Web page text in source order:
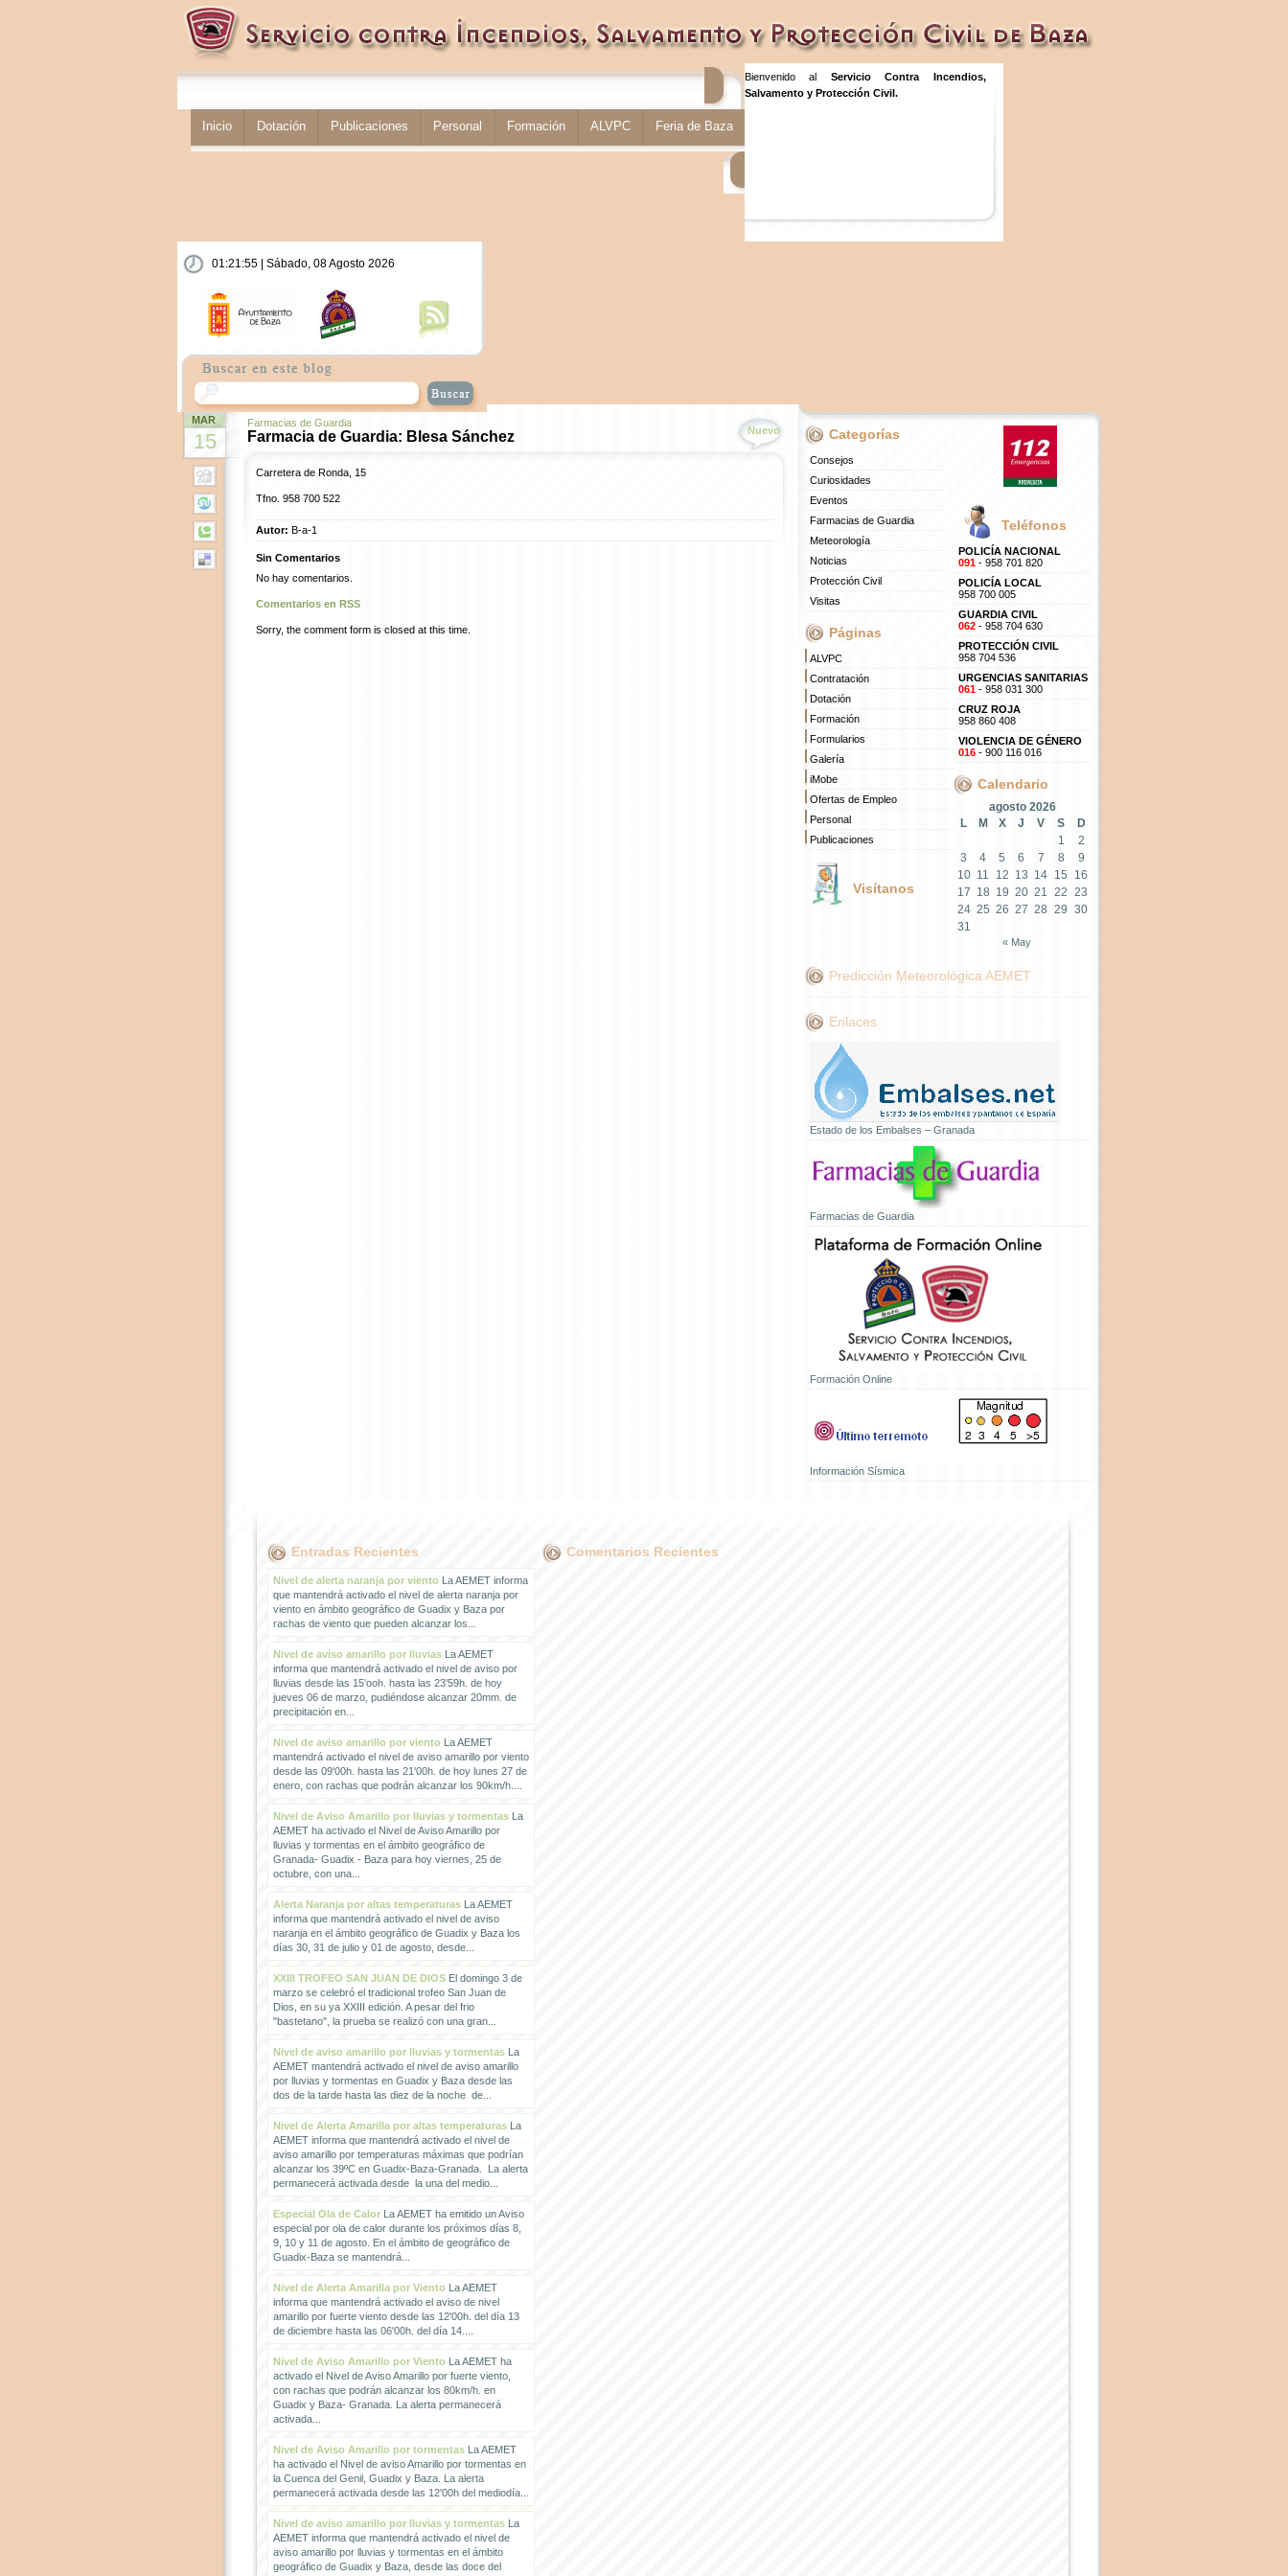
Inicio Dotación Publicaciones Personal Formación ALVPC Feria de Baza
Bienvenido al Servicio Contra Incendios,
Salvamento y Protección Civil.
01:21:56 | Sábado, 08 Agosto 2026
MAR
15
Farmacias de Guardia
Farmacia de Guardia: Blesa Sánchez Nuevo
Carretera de Ronda, 15
Tfno. 958 700 522
Autor: B-a-1
Sin Comentarios
No hay comentarios.
Comentarios en RSS
Sorry, the comment form is closed at this time.
Categorías
Consejos
Curiosidades
Eventos
Farmacias de Guardia
Meteorología
Noticias
Protección Civil
Visitas
Páginas
ALVPC
Contratación
Dotación
Formación
Formularios
Galería
iMobe
Ofertas de Empleo
Personal
Publicaciones
Visítanos
Teléfonos
POLICÍA NACIONAL
091- 958 701 820
POLICÍA LOCAL
958 700 005
GUARDIA CIVIL
062- 958 704 630
PROTECCIÓN CIVIL
958 704 536
URGENCIAS SANITARIAS
061- 958 031 300
CRUZ ROJA
958 860 408
VIOLENCIA DE GÉNERO
016- 900 116 016
Calendario
agosto 2026
L
M X J V S
D
1
2
3
4 5 6 7 8
9
10 11 12 13 14 15
16
17 18 19 20 21 22 23
24 25 26 27 28 29 30
31
« May
Predicción Meteorológica AEMET
Enlaces
Estado de los Embalses – Granada
Farmacias de Guardia
Formación Online
Información Sísmica
Entradas Recientes
Nivel de alerta naranja por vientoLa AEMET informa
que mantendrá activado el nivel de alerta naranja por
viento en ámbito geográfico de Guadix y Baza por
rachas de viento que pueden alcanzar los...
Nivel de aviso amarillo por lluviasLa AEMET
informa que mantendrá activado el nivel de aviso por
lluvias desde las 15'ooh. hasta las 23'59h. de hoy
jueves 06 de marzo, pudiéndose alcanzar 20mm. de
precipitación en...
Nivel de aviso amarillo por vientoLa AEMET
mantendrá activado el nivel de aviso amarillo por viento
desde las 09'00h. hasta las 21'00h. de hoy lunes 27 de
enero, con rachas que podrán alcanzar los 90km/h....
Nivel de Aviso Amarillo por lluvias y tormentasLa
AEMET ha activado el Nivel de Aviso Amarillo por
lluvias y tormentas en el ámbito geográfico de
Granada- Guadix - Baza para hoy viernes, 25 de
octubre, con una...
Alerta Naranja por altas temperaturasLa AEMET
informa que mantendrá activado el nivel de aviso
naranja en el ámbito geográfico de Guadix y Baza los
días 30, 31 de julio y 01 de agosto, desde...
XXIII TROFEO SAN JUAN DE DIOSEl domingo 3 de
marzo se celebró el tradicional trofeo San Juan de
Dios, en su ya XXIII edición. A pesar del frio
"bastetano", la prueba se realizó con una gran...
Nivel de aviso amarillo por lluvias y tormentasLa
AEMET mantendrá activado el nivel de aviso amarillo
por lluvias y tormentas en Guadix y Baza desde las
dos de la tarde hasta las diez de la noche de...
Nivel de Alerta Amarilla por altas temperaturasLa
AEMET informa que mantendrá activado el nivel de
aviso amarillo por temperaturas máximas que podrían
alcanzar los 39ºC en Guadix-Baza-Granada. La alerta
permanecerá activada desde la una del medio...
Especial Ola de CalorLa AEMET ha emitido un Aviso
especial por ola de calor durante los próximos días 8,
9, 10 y 11 de agosto. En el ámbito de geográfico de
Guadix-Baza se mantendrá...
Nivel de Alerta Amarilla por VientoLa AEMET
informa que mantendrá activado el aviso de nivel
amarillo por fuerte viento desde las 12'00h. del día 13
de diciembre hasta las 06'00h. del día 14....
Nivel de Aviso Amarillo por VientoLa AEMET ha
activado el Nivel de Aviso Amarillo por fuerte viento,
con rachas que podrán alcanzar los 80km/h. en
Guadix y Baza- Granada. La alerta permanecerá
activada...
Nivel de Aviso Amarillo por tormentasLa AEMET
ha activado el Nivel de aviso Amarillo por tormentas en
la Cuenca del Genil, Guadix y Baza. La alerta
permanecerá activada desde las 12'00h del mediodía...
Nivel de aviso amarillo por lluvias y tormentasLa
AEMET informa que mantendrá activado el nivel de
aviso amarillo por lluvias y tormentas en el ámbito
geográfico de Guadix y Baza, desde las doce del
Comentarios Recientes